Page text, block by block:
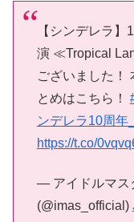
【シンデレラ
演 ≪Tropical
ございました！
とめはこちら！
ンデレラ10周年
https://t.co/
— アイドルマス
(@imas_official)